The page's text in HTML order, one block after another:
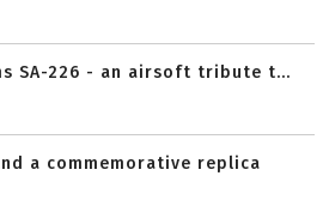
SA-226 - an airsoft tribute t...
a commemorative replica